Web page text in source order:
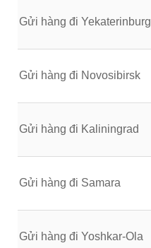
Gửi hàng đi Yekaterinburg
Gửi hàng đi Novosibirsk
Gửi hàng đi Kaliningrad
Gửi hàng đi Samara
Gửi hàng đi Yoshkar-Ola